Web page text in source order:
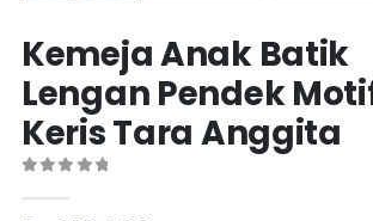
Kemeja Anak Batik
Lengan Pendek
Keris Tara Anggita